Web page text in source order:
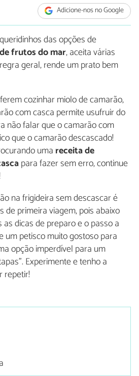
Adicione-nos no Google
das opções de
frutos do mar, aceita várias
geral, rende um prato bem
cozinhar miolo de camarão,
com casca permite usufruir do
não falar que o camarão com
que o camarão descascado!
uma receita de
para fazer sem erro, continue
na frigideira sem descascar é
de primeira viagem, pois abaixo
dicas de preparo e o passo a
um petisco muito gostoso para
opção imperdível para um
Experimente e tenho a
repetir!